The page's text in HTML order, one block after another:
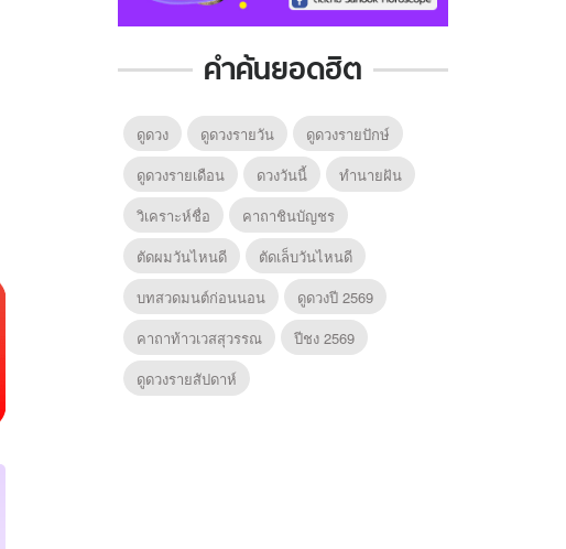
คำค้นยอดฮิต
ดูดวง ดูดวงรายวัน
ดูดวงรายปักษ์
ดูดวงรายเดือน
ดวงวันนี้
ทํานายฝัน
วิเคราะห์ชื่อ
คาถาชินบัญชร
ตัดผมวันไหนดี
ตัดเล็บวันไหนดี
บทสวดมนต์ก่อนนอน
ดูดวงปี 2569
คาถาท้าวเวสสุวรรณ
ปีชง 2569
ดูดวงรายสัปดาห์